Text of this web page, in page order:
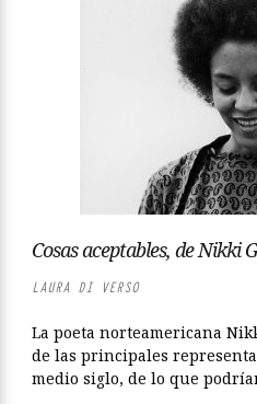
Cosas aceptables, de Nikki
LAURA DI VERSO
La poeta norteamericana
de las principales
medio siglo, de lo que